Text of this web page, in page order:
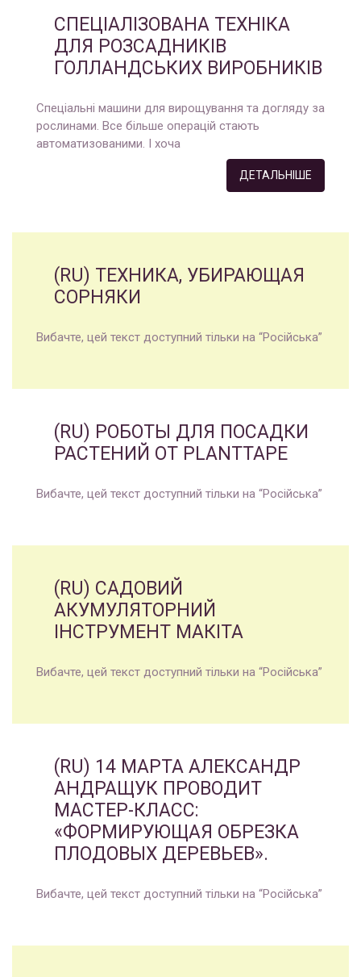
СПЕЦІАЛІЗОВАНА ТЕХНІКА
ДЛЯ РОЗСАДНИКІВ
ГОЛЛАНДСЬКИХ ВИРОБНИКІВ
Спеціальні машини для вирощування та догляду за
рослинами. Все більше операцій стають
автоматизованими. І хоча
ДЕТАЛЬНІШЕ
(RU) ТЕХНИКА, УБИРАЮЩАЯ
СОРНЯКИ
Вибачте, цей текст доступний тільки на “Російська”
(RU) РОБОТЫ ДЛЯ ПОСАДКИ
РАСТЕНИЙ ОТ PLANTTAPE
Вибачте, цей текст доступний тільки на “Російська”
(RU) САДОВИЙ
АКУМУЛЯТОРНИЙ
ІНСТРУМЕНТ МАКІТА
Вибачте, цей текст доступний тільки на “Російська”
(RU) 14 МАРТА АЛЕКСАНДР
АНДРАЩУК ПРОВОДИТ
МАСТЕР-КЛАСС:
«ФОРМИРУЮЩАЯ ОБРЕЗКА
ПЛОДОВЫХ ДЕРЕВЬЕВ».
Вибачте, цей текст доступний тільки на “Російська”